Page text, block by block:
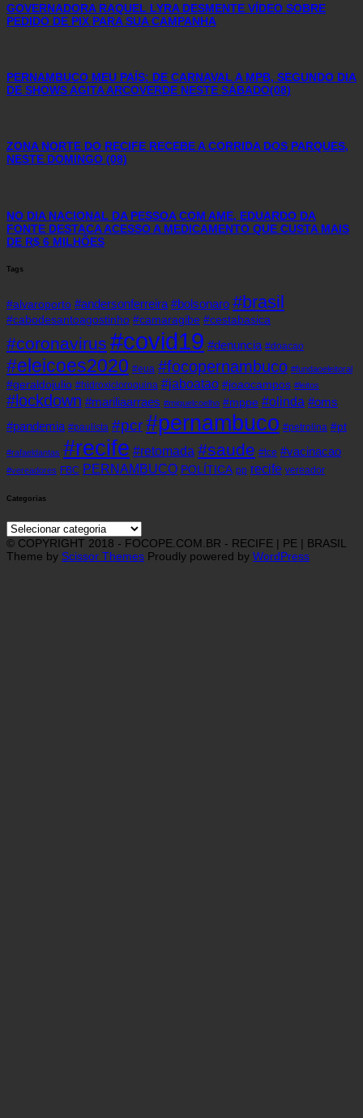
GOVERNADORA RAQUEL LYRA DESMENTE VÍDEO SOBRE
PEDIDO DE PIX PARA SUA CAMPANHA
PERNAMBUCO MEU PAÍS: DE CARNAVAL A MPB, SEGUNDO DIA
DE SHOWS AGITA ARCOVERDE NESTE SÁBADO(08)
ZONA NORTE DO RECIFE RECEBE A CORRIDA DOS PARQUES,
NESTE DOMINGO (08)
NO DIA NACIONAL DA PESSOA COM AME, EDUARDO DA
FONTE DESTACA ACESSO A MEDICAMENTO QUE CUSTA MAIS
DE R$ 6 MILHÕES
Tags
#alvaroporto #andersonferreira #bolsonaro #brasil
#cabodesantoagostinho #camaragibe #cestabasica
#coronavirus #covid19 #denuncia #doacao
#eleicoes2020 #eua #focopernambuco #fundaoeleitoral
#geraldojulio #hidroxicloroquina #jaboatao #joaocampos #leitos
#lockdown #mariliaarraes #miguelcoelho #mppe #olinda #oms
#pandemia #paulista #pcr#pernambuco #petrolina #pt
#rafaeldantas #recife #retomada #saude #tce #vacinacao
#vereadores FBC PERNAMBUCO POLÍTICA pp recife vereador
Categorias
Categorias
© COPYRIGHT 2018 - FOCOPE.COM.BR - RECIFE | PE | BRASIL
Theme by Scissor Themes Proudly powered by WordPress